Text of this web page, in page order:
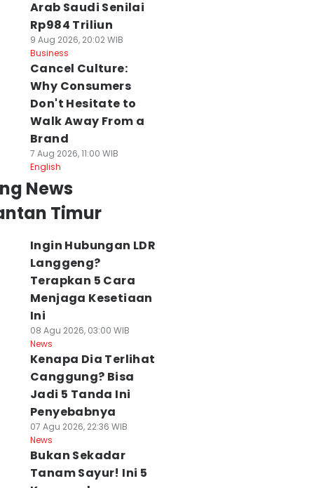
Arab Saudi Senilai
Rp984 Triliun
9 Aug 2026, 20:02 WIB
Business
Cancel Culture:
Why Consumers
Don't Hesitate to
Walk Away From a
Brand
7 Aug 2026, 11:00 WIB
English
News
Timur
Ingin Hubungan LDR
Langgeng?
Terapkan 5 Cara
Menjaga Kesetiaan
Ini
08 Agu 2026, 03:00 WIB
News
Kenapa Dia Terlihat
Canggung? Bisa
Jadi 5 Tanda Ini
Penyebabnya
07 Agu 2026, 22:36 WIB
News
Bukan Sekadar
Tanam Sayur! Ini 5